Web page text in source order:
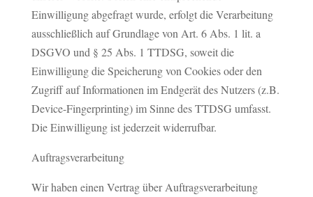
Einwilligung abgefragt wurde, erfolgt die Verarbeitung
ausschließlich auf Grundlage von Art. 6 Abs. 1 lit. a
DSGVO und § 25 Abs. 1 TTDSG, soweit die
Einwilligung die Speicherung von Cookies oder den
Zugriff auf Informationen im Endgerät des Nutzers (z.B.
Device-Fingerprinting) im Sinne des TTDSG umfasst.
Die Einwilligung ist jederzeit widerrufbar.
Auftragsverarbeitung
Wir haben einen Vertrag über Auftragsverarbeitung